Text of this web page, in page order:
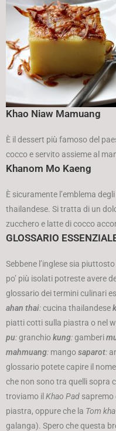
Khao Niaw Mamuang
È il dessert più famoso del
cocco e servito assieme al
Khanom Mo Kaeng
È sicuramente l’emblema
thailandese. Si tratta di un
zucchero e latte di cocco
GLOSSARIO
Sebbene l’inglese sia
po’ più isolati potreste avere
glossario dei termini culinari
ahan thai:cucina thailandese
piatti cotti sulla piastra o nel
pu:granchiokung:gamberi
mahmuang: mangosaparot:
glossario potete capire il
che non sono tra quelli sopra
troviamo il Khao Pad sapremo
piastra, oppure che la Tom
galanga). Spero che questa